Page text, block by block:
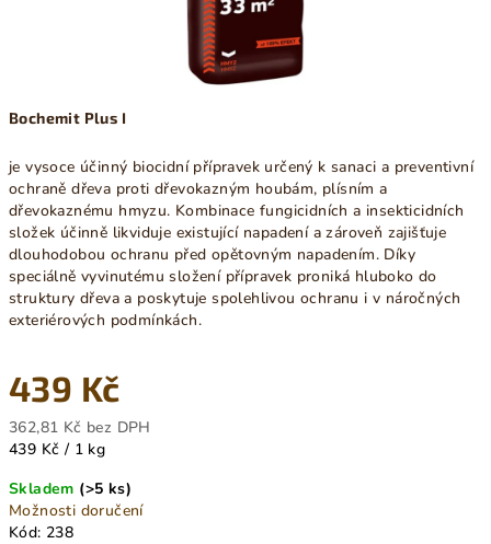
Bochemit Plus I
je vysoce účinný biocidní přípravek určený k sanaci a preventivní
ochraně dřeva proti dřevokazným houbám, plísním a
dřevokaznému hmyzu. Kombinace fungicidních a insekticidních
složek účinně likviduje existující napadení a zároveň zajišťuje
dlouhodobou ochranu před opětovným napadením. Díky
speciálně vyvinutému složení přípravek proniká hluboko do
struktury dřeva a poskytuje spolehlivou ochranu i v náročných
exteriérových podmínkách.
439 Kč
362,81 Kč bez DPH
Měrná
439 Kč / 1 kg
Skladem (>5 ks)
Možnosti doručení
Kód: 238